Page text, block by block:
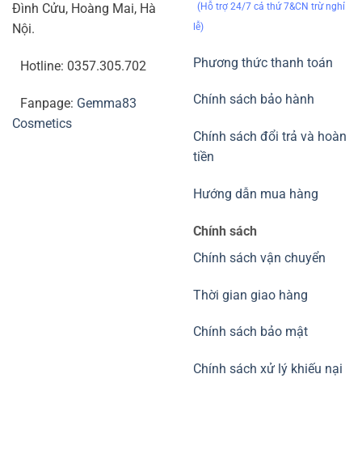
Đình Cửu, Hoàng Mai, Hà
Nội.
Hotline: 0357.305.702
Fanpage: Gemma83
Cosmetics
(Hỗ trợ 24/7 cả thứ 7&CN trừ nghỉ
lễ)
Phương thức thanh toán
Chính sách bảo hành
Chính sách đổi trả và hoàn
tiền
Hướng dẫn mua hàng
Chính sách
Chính sách vận chuyển
Thời gian giao hàng
Chính sách bảo mật
Chính sách xử lý khiếu nại